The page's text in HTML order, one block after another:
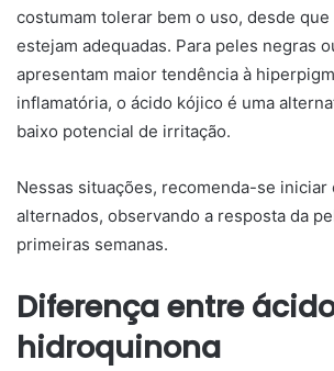
costumam tolerar bem o uso, desde
estejam adequadas. Para peles negras
apresentam maior tendência à
inflamatória, o ácido kójico é uma
baixo potencial de irritação.
Nessas situações, recomenda-se iniciar
alternados, observando a resposta da
primeiras semanas.
Diferença entre
hidroquinona